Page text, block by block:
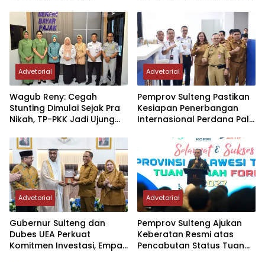
Perdana Internasional
Palu-Guangzhou
Advetorial
Wagub Reny: Cegah
Stunting Dimulai Sejak Pra
Nikah, TP-PKK Jadi Ujung
Advetorial
Pemprov Sulteng Pastikan
Kesiapan Penerbangan
Internasional Perdana Palu
Advetorial
Gubernur Sulteng dan
Dubes UEA Perkuat
Komitmen Investasi, Empat
Advetorial
Pemprov Sulteng Ajukan
Keberatan Resmi atas
Pencabutan Status Tuan